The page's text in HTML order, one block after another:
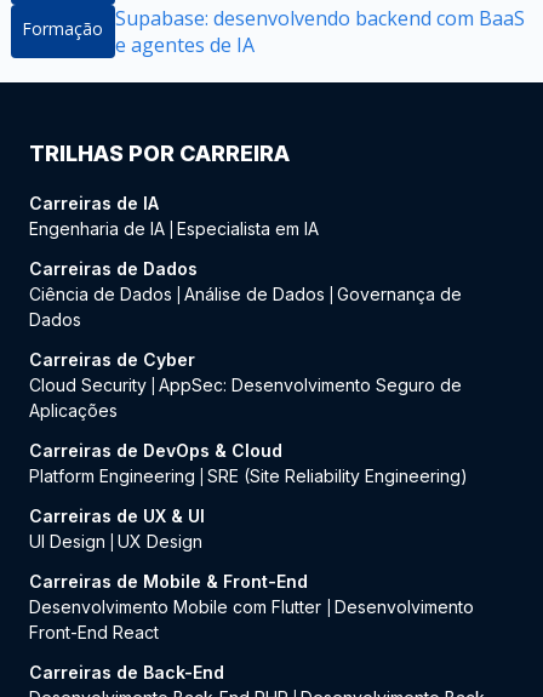
Formação Supabase: desenvolvendo backend com BaaS
e agentes de IA
TRILHAS POR CARREIRA
Carreiras de IA
Engenharia de IA Especialista em IA
Carreiras de Dados
Ciência de Dados
Análise de Dados
Governança de
Dados
Carreiras de Cyber
Cloud Security AppSec: Desenvolvimento Seguro de
Aplicações
Carreiras de DevOps & Cloud
Platform Engineering
SRE (Site Reliability Engineering)
Carreiras de UX & UI
UI Design
UX Design
Carreiras de Mobile & Front-End
Desenvolvimento Mobile com Flutter
Desenvolvimento
Front-End React
Carreiras de Back-End